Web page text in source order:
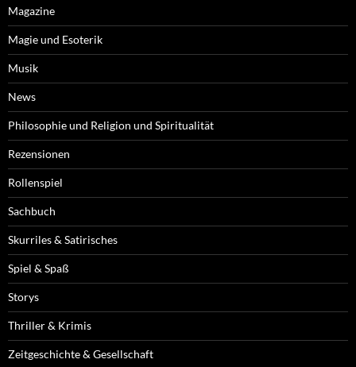
Magazine
Magie und Esoterik
Musik
News
Philosophie und Religion und Spiritualität
Rezensionen
Rollenspiel
Sachbuch
Skurriles & Satirisches
Spiel & Spaß
Storys
Thriller & Krimis
Zeitgeschichte & Gesellschaft